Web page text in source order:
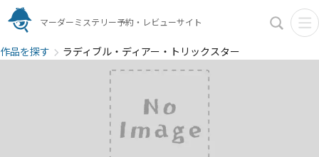
マーダーミステリー予約・レビューサイト
作品を探す ラディブル・ディアー・トリックスター